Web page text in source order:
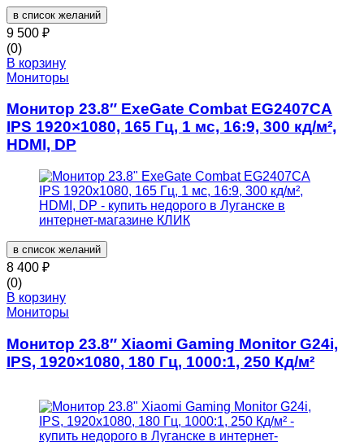
в список желаний
9 500 ₽
(0)
В корзину
Мониторы
Монитор 23.8″ ExeGate Combat EG2407CA
IPS 1920×1080, 165 Гц, 1 мс, 16:9, 300 кд/м²,
HDMI, DP
в список желаний
8 400 ₽
(0)
В корзину
Мониторы
Монитор 23.8″ Xiaomi Gaming Monitor G24i,
IPS, 1920×1080, 180 Гц, 1000:1, 250 Кд/м²